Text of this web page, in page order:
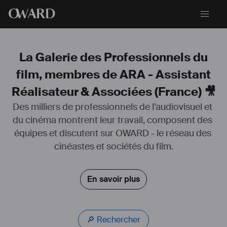
OWARD
La Galerie des Professionnels du
film, membres de ARA - Assistant
Réalisateur & Associées (France) 🎥
Des milliers de professionnels de l’audiovisuel et
du cinéma montrent leur travail, composent des
équipes et discutent sur OWARD - le réseau des
cinéastes et sociétés du film.
En savoir plus
🔎 Rechercher
Après une dizaine d'années en entreprise comme chef de projet, j'ai
pris un virage à 180° pour devenir assistante à la réalisation de fiction.
assistante mise en scène sur une dizaine de court-métrages, pub ou
clip.
J'ai également travaillé sur une demi-douzaine de long métrages en
Repéreuse, Assistante casting figuration, sans compter les renforts
mise en scène.